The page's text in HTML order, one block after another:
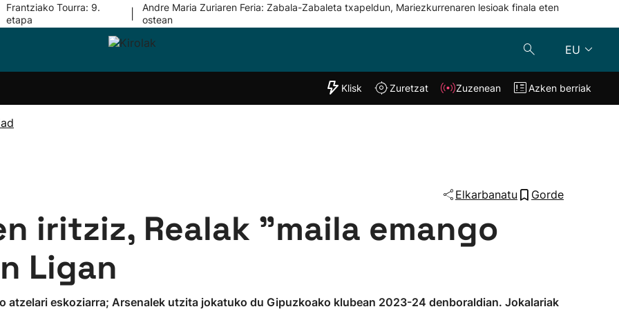
Frantziako Tourra: 9.
etapa
Andre Maria Zuriaren Feria: Zabala-Zabaleta txapeldun, Mariezkurrenaren lesioak finala eten
ostean
EU
Taldeak
"Helmuga"
Klisk Zuzenean
Klisk Zuretzat Zuzenean Azken berriak
Elkarbanatu Gorde
iritziz, Realak "maila emango
Ligan
atzelari eskoziarra; Arsenalek utzita jokatuko du Gipuzkoako klubean 2023-24 denboraldian. Jokalariak